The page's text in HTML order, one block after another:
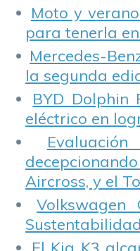
Moto y
para tenerla
Mercedes-
la segunda
BYD Dolphin
eléctrico en
Aircross, y el